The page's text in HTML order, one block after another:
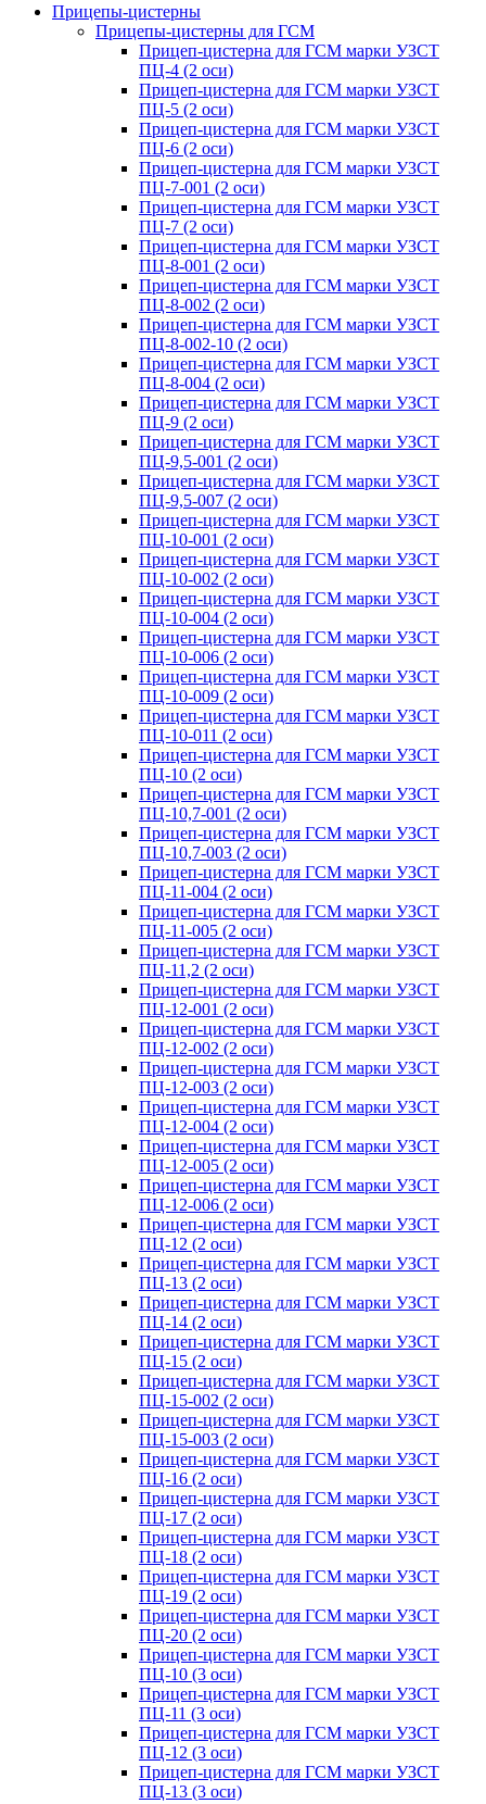
Прицепы-цистерны
Прицепы-цистерны для ГСМ
Прицеп-цистерна для ГСМ марки УЗСТ
ПЦ-4 (2 оси)
Прицеп-цистерна для ГСМ марки УЗСТ
ПЦ-5 (2 оси)
Прицеп-цистерна для ГСМ марки УЗСТ
ПЦ-6 (2 оси)
Прицеп-цистерна для ГСМ марки УЗСТ
ПЦ-7-001 (2 оси)
Прицеп-цистерна для ГСМ марки УЗСТ
ПЦ-7 (2 оси)
Прицеп-цистерна для ГСМ марки УЗСТ
ПЦ-8-001 (2 оси)
Прицеп-цистерна для ГСМ марки УЗСТ
ПЦ-8-002 (2 оси)
Прицеп-цистерна для ГСМ марки УЗСТ
ПЦ-8-002-10 (2 оси)
Прицеп-цистерна для ГСМ марки УЗСТ
ПЦ-8-004 (2 оси)
Прицеп-цистерна для ГСМ марки УЗСТ
ПЦ-9 (2 оси)
Прицеп-цистерна для ГСМ марки УЗСТ
ПЦ-9,5-001 (2 оси)
Прицеп-цистерна для ГСМ марки УЗСТ
ПЦ-9,5-007 (2 оси)
Прицеп-цистерна для ГСМ марки УЗСТ
ПЦ-10-001 (2 оси)
Прицеп-цистерна для ГСМ марки УЗСТ
ПЦ-10-002 (2 оси)
Прицеп-цистерна для ГСМ марки УЗСТ
ПЦ-10-004 (2 оси)
Прицеп-цистерна для ГСМ марки УЗСТ
ПЦ-10-006 (2 оси)
Прицеп-цистерна для ГСМ марки УЗСТ
ПЦ-10-009 (2 оси)
Прицеп-цистерна для ГСМ марки УЗСТ
ПЦ-10-011 (2 оси)
Прицеп-цистерна для ГСМ марки УЗСТ
ПЦ-10 (2 оси)
Прицеп-цистерна для ГСМ марки УЗСТ
ПЦ-10,7-001 (2 оси)
Прицеп-цистерна для ГСМ марки УЗСТ
ПЦ-10,7-003 (2 оси)
Прицеп-цистерна для ГСМ марки УЗСТ
ПЦ-11-004 (2 оси)
Прицеп-цистерна для ГСМ марки УЗСТ
ПЦ-11-005 (2 оси)
Прицеп-цистерна для ГСМ марки УЗСТ
ПЦ-11,2 (2 оси)
Прицеп-цистерна для ГСМ марки УЗСТ
ПЦ-12-001 (2 оси)
Прицеп-цистерна для ГСМ марки УЗСТ
ПЦ-12-002 (2 оси)
Прицеп-цистерна для ГСМ марки УЗСТ
ПЦ-12-003 (2 оси)
Прицеп-цистерна для ГСМ марки УЗСТ
ПЦ-12-004 (2 оси)
Прицеп-цистерна для ГСМ марки УЗСТ
ПЦ-12-005 (2 оси)
Прицеп-цистерна для ГСМ марки УЗСТ
ПЦ-12-006 (2 оси)
Прицеп-цистерна для ГСМ марки УЗСТ
ПЦ-12 (2 оси)
Прицеп-цистерна для ГСМ марки УЗСТ
ПЦ-13 (2 оси)
Прицеп-цистерна для ГСМ марки УЗСТ
ПЦ-14 (2 оси)
Прицеп-цистерна для ГСМ марки УЗСТ
ПЦ-15 (2 оси)
Прицеп-цистерна для ГСМ марки УЗСТ
ПЦ-15-002 (2 оси)
Прицеп-цистерна для ГСМ марки УЗСТ
ПЦ-15-003 (2 оси)
Прицеп-цистерна для ГСМ марки УЗСТ
ПЦ-16 (2 оси)
Прицеп-цистерна для ГСМ марки УЗСТ
ПЦ-17 (2 оси)
Прицеп-цистерна для ГСМ марки УЗСТ
ПЦ-18 (2 оси)
Прицеп-цистерна для ГСМ марки УЗСТ
ПЦ-19 (2 оси)
Прицеп-цистерна для ГСМ марки УЗСТ
ПЦ-20 (2 оси)
Прицеп-цистерна для ГСМ марки УЗСТ
ПЦ-10 (3 оси)
Прицеп-цистерна для ГСМ марки УЗСТ
ПЦ-11 (3 оси)
Прицеп-цистерна для ГСМ марки УЗСТ
ПЦ-12 (3 оси)
Прицеп-цистерна для ГСМ марки УЗСТ
ПЦ-13 (3 оси)